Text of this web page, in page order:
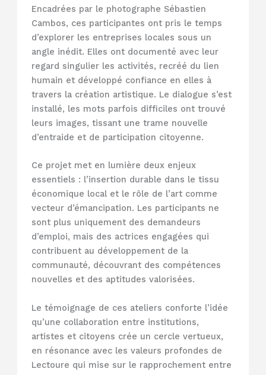
Encadrées par le photographe Sébastien
Cambos, ces participantes ont pris le temps
d’explorer les entreprises locales sous un
angle inédit. Elles ont documenté avec leur
regard singulier les activités, recréé du lien
humain et développé confiance en elles à
travers la création artistique. Le dialogue s’est
installé, les mots parfois difficiles ont trouvé
leurs images, tissant une trame nouvelle
d’entraide et de participation citoyenne.
Ce projet met en lumière deux enjeux
essentiels : l’insertion durable dans le tissu
économique local et le rôle de l’art comme
vecteur d’émancipation. Les participants ne
sont plus uniquement des demandeurs
d’emploi, mais des actrices engagées qui
contribuent au développement de la
communauté, découvrant des compétences
nouvelles et des aptitudes valorisées.
Le témoignage de ces ateliers conforte l’idée
qu’une collaboration entre institutions,
artistes et citoyens crée un cercle vertueux,
en résonance avec les valeurs profondes de
Lectoure qui mise sur le rapprochement entre